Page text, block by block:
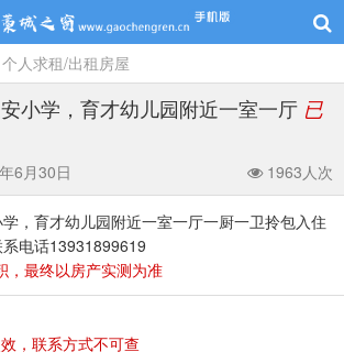
个人求租/出租房屋
小学，育才幼儿园附近一室一厅 已
6月30日 1963人次
，育才幼儿园附近一室一厅一厨一卫拎包入住
电话13931899619
，最终以房产实测为准
，联系方式不可查